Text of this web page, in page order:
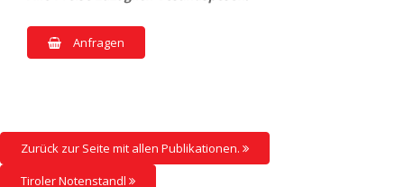
Anfragen
Zurück zur Seite mit allen Publikationen.
Tiroler Notenstandl